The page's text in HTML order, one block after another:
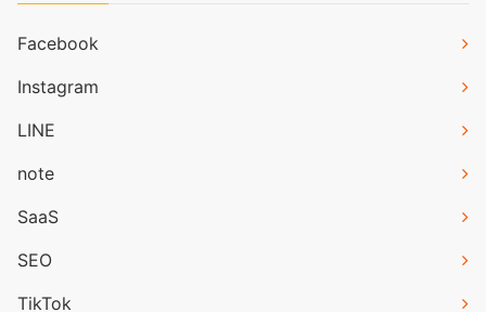
Facebook
Instagram
LINE
note
SaaS
SEO
TikTok